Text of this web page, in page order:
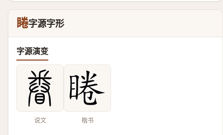
睠字源字形
字源演变
说文 楷书